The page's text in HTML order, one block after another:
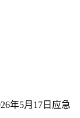
年5月17日应急